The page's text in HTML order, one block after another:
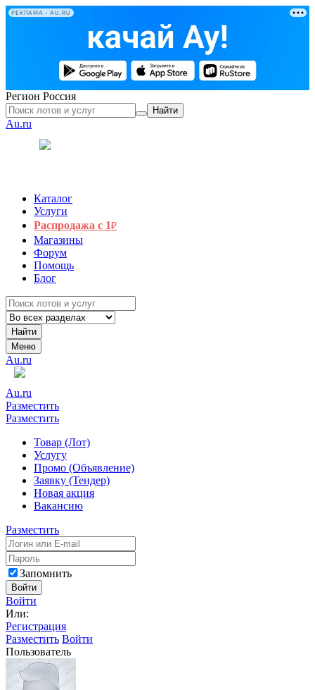
РЕКЛАМА • AU.RU
Регион Россия
Найти
Au.ru
Каталог
Услуги
Распродажа с 1₽
Магазины
Форум
Помощь
Блог
Найти
Меню
Au.ru
Au.ru
Разместить
Разместить
Товар (Лот)
Услугу
Промо (Объявление)
Заявку (Тендер)
Новая акция
Вакансию
Разместить
Запомнить
Войти
Войти
Или:
Регистрация
Разместить Войти
Пользователь